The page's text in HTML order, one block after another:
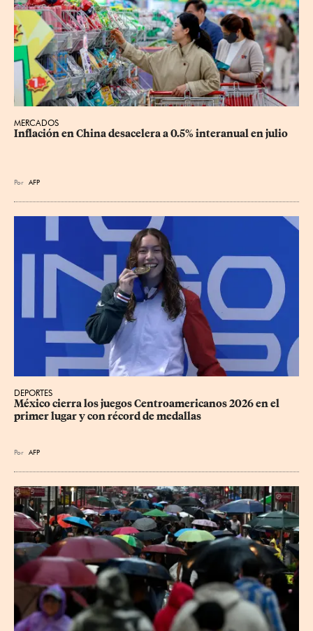
MERCADOS
Inflación en China desacelera a 0.5% interanual en julio
Por AFP
DEPORTES
México cierra los juegos Centroamericanos 2026 en el
primer lugar y con récord de medallas
Por AFP